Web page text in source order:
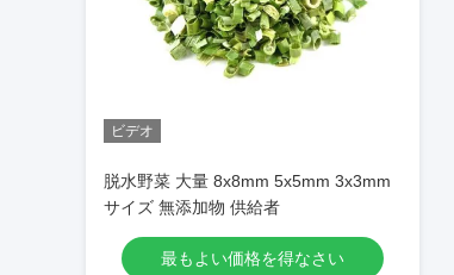
ビデオ
脱水野菜 大量 8x8mm 5x5mm 3x3mm
サイズ 無添加物 供給者
最もよい価格を得なさい